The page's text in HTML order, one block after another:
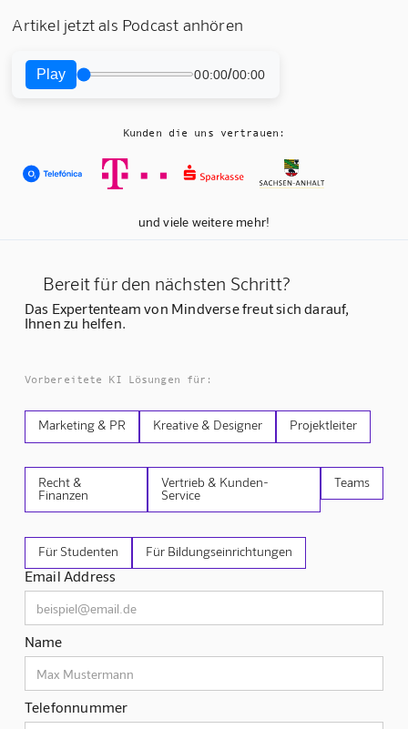
Artikel jetzt als Podcast anhören
Play 00:00/00:00
Kunden die uns vertrauen:
und viele weitere mehr!
Bereit für den nächsten Schritt?
Das Expertenteam von Mindverse freut sich darauf,
Ihnen zu helfen.
Vorbereitete KI Lösungen für:
Marketing & PR Kreative & Designer Projektleiter
Recht &
Finanzen
Vertrieb & Kunden-
Service
Teams
Für Studenten Für Bildungseinrichtungen
Email Address
Name
Telefonnummer